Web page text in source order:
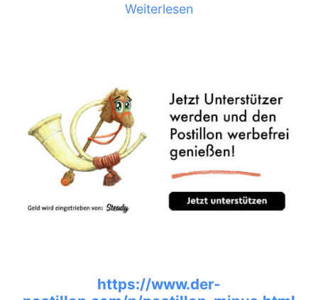
Weiterlesen
https://www.der-